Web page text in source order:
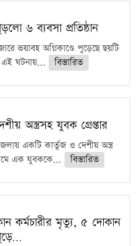
৬ ব্যবসা প্রতিষ্ঠান
ভয়াবহ অগ্নিকাণ্ডে পুড়েছে ছয়টি
এই ঘটনায়...
বিস্তারিত
অস্ত্রসহ যুবক গ্রেপ্তার
একটি কার্তুজ ও দেশীয় অস্ত্র
এক যুবককে...
বিস্তারিত
কর্মচারীর মৃত্যু, ৫ দোকান